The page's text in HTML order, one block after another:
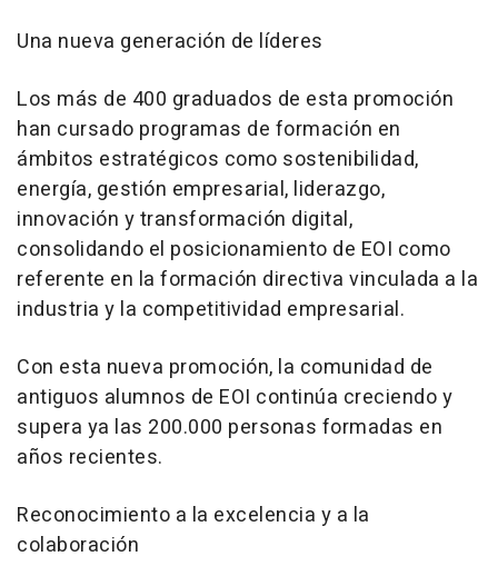
Una nueva generación de líderes
Los más de 400 graduados de esta promoción
han cursado programas de formación en
ámbitos estratégicos como sostenibilidad,
energía, gestión empresarial, liderazgo,
innovación y transformación digital,
consolidando el posicionamiento de EOI como
referente en la formación directiva vinculada a la
industria y la competitividad empresarial.
Con esta nueva promoción, la comunidad de
antiguos alumnos de EOI continúa creciendo y
supera ya las 200.000 personas formadas en
años recientes.
Reconocimiento a la excelencia y a la
colaboración